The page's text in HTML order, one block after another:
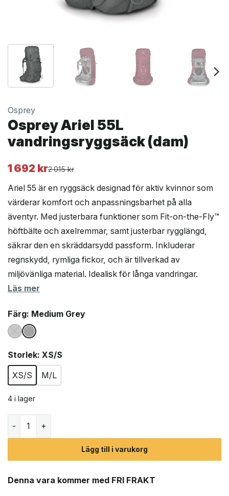
Osprey
Osprey Ariel 55L
vandringsryggsäck (dam)
2 015kr
Det
priset
var:
2
015 kr.
1 692 kr
Det
priset
är:
1
692 kr.
Ariel 55 är en ryggsäck designad för aktiv kvinnor som
värderar komfort och anpassningsbarhet på alla
äventyr. Med justerbara funktioner som Fit-on-the-Fly™
höftbälte och axelremmar, samt justerbar rygglängd,
säkrar den en skräddarsydd passform. Inkluderar
regnskydd, rymliga fickor, och är tillverkad av
miljövänliga material. Idealisk för långa vandringar.
Läs mer
Färg: Medium Grey
Storlek: XS/S
XS/S
M/L
4 i lager
Lägg till i varukorg
Denna vara kommer med FRI FRAKT